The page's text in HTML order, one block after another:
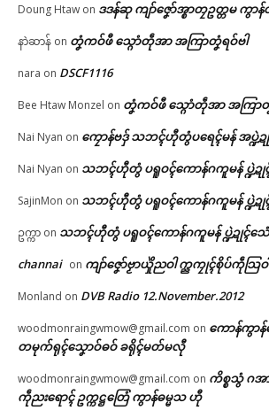
June 15, 2026
In "ပရိုၚ်"
Doung Htaw on ဒဒန်ဆု ကျာ်ဇၞော်အ္စာတၠဥတ္တမ ကွ
နာဲဆာန် on တၞံကဝ်ဖီ သ္ဂောံတဵုအာ အကြာတၞံရဝ်ဗါ
nara on DSCF1116
Bee Htaw Monzel on တၞံကဝ်ဖီ သ္ဂောံတဵုအာ အကြာ
Nai Nyan on ကၠောန်ဗဒှ် သဘၚ်ဟီုတွံပရေၚ်မန် အပ္ဍဲ
Nai Nyan on သဘၚ်ဟီုတွံ ပရူဝၚ်ကောန်ဂကူမန် ပ္ဍဲဍု
SajinMon on သဘၚ်ဟီုတွံ ပရူဝၚ်ကောန်ဂကူမန် ပ္ဍဲဍု
ဥက္ကာ on သဘၚ်ဟီုတွံ ပရူဝၚ်ကောန်ဂကူမန် ပ္ဍဲဍုၚ်သေံ
channai on ကျာ်ဇၞော်ဗၟာယှိုဲညဝါ က္ညကၠုၚ်စိုပ်ကဵုသြဝါ
Monland on DVB Radio 12.November.2012
woodmonraingwmow@gmail.com on ကောန်ကွာန်
တမုက်ရုၚ်သၞောဝ်ဓဝ် ခရိုၚ်မတ်မလီု
woodmonraingwmow@gmail.com on ကိစ္စသွံ ဂ
ကဵုညးရောၚ် ဥက္ကဋ္ဌတြေံ ကွာန်ဓမ္မသ ဟီု